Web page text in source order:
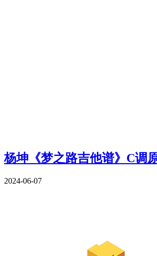
杨坤《梦之路吉他谱》C调
2024-06-07